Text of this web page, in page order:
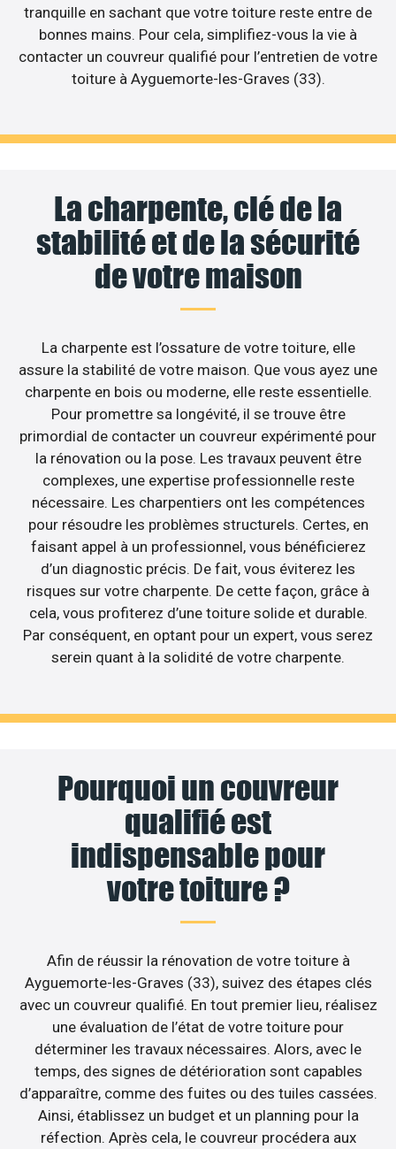
tranquille en sachant que votre toiture reste entre de
bonnes mains. Pour cela, simplifiez-vous la vie à
contacter un couvreur qualifié pour l’entretien de votre
toiture à Ayguemorte-les-Graves (33).
La charpente, clé de la
stabilité et de la sécurité
de votre maison
La charpente est l’ossature de votre toiture, elle
assure la stabilité de votre maison. Que vous ayez une
charpente en bois ou moderne, elle reste essentielle.
Pour promettre sa longévité, il se trouve être
primordial de contacter un couvreur expérimenté pour
la rénovation ou la pose. Les travaux peuvent être
complexes, une expertise professionnelle reste
nécessaire. Les charpentiers ont les compétences
pour résoudre les problèmes structurels. Certes, en
faisant appel à un professionnel, vous bénéficierez
d’un diagnostic précis. De fait, vous éviterez les
risques sur votre charpente. De cette façon, grâce à
cela, vous profiterez d’une toiture solide et durable.
Par conséquent, en optant pour un expert, vous serez
serein quant à la solidité de votre charpente.
Pourquoi un couvreur
qualifié est
indispensable pour
votre toiture ?
Afin de réussir la rénovation de votre toiture à
Ayguemorte-les-Graves (33), suivez des étapes clés
avec un couvreur qualifié. En tout premier lieu, réalisez
une évaluation de l’état de votre toiture pour
déterminer les travaux nécessaires. Alors, avec le
temps, des signes de détérioration sont capables
d’apparaître, comme des fuites ou des tuiles cassées.
Ainsi, établissez un budget et un planning pour la
réfection. Après cela, le couvreur procédera aux